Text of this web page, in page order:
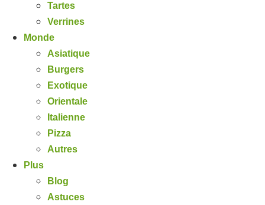
Tartes
Verrines
Monde
Asiatique
Burgers
Exotique
Orientale
Italienne
Pizza
Autres
Plus
Blog
Astuces